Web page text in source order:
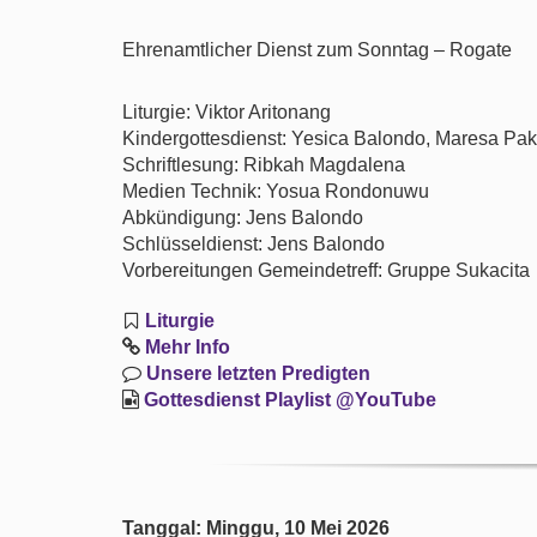
Ehrenamtlicher Dienst zum Sonntag – Rogate
Liturgie: Viktor Aritonang
Kindergottesdienst: Yesica Balondo, Maresa
Schriftlesung: Ribkah Magdalena
Medien Technik: Yosua Rondonuwu
Abkündigung: Jens Balondo
Schlüsseldienst: Jens Balondo
Vorbereitungen Gemeindetreff: Gruppe Sukacita
Liturgie
Mehr Info
Unsere letzten Predigten
Gottesdienst Playlist @YouTube
Tanggal: Minggu, 10 Mei 2026